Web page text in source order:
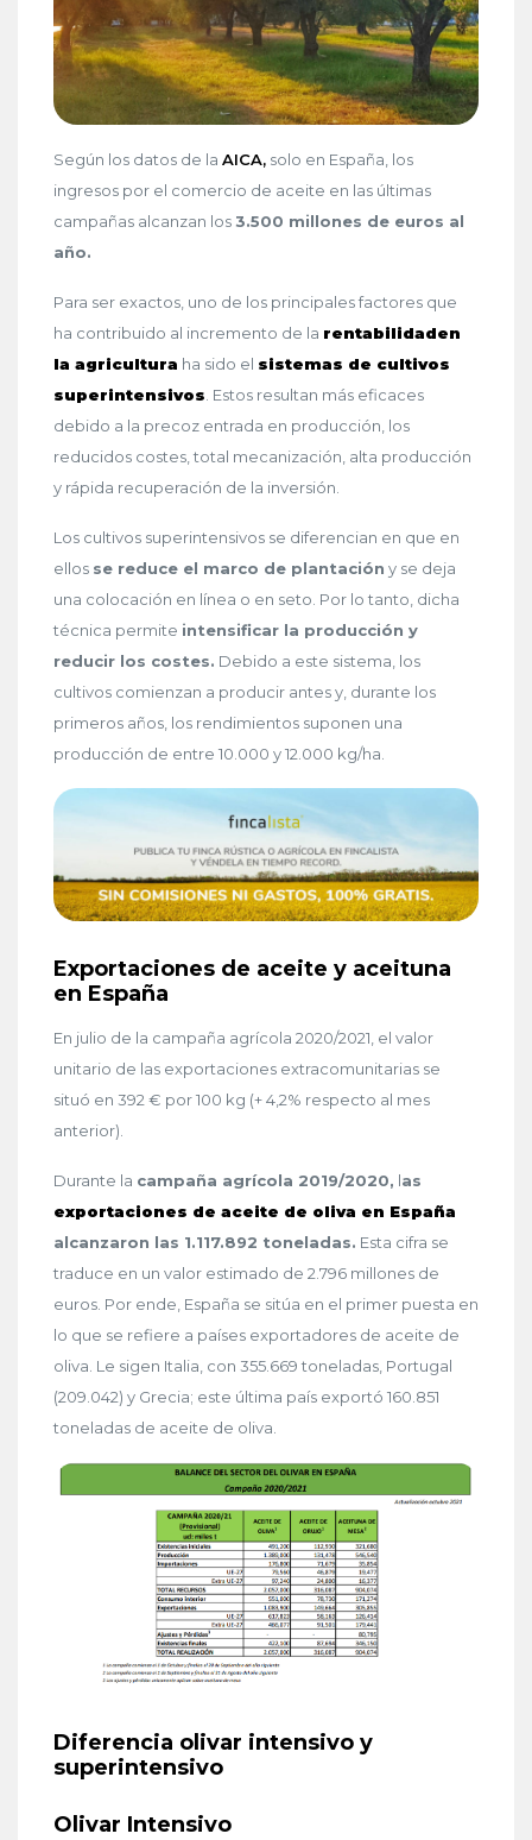
Según los datos de la AICA, solo en España, los
ingresos por el comercio de aceite en las últimas
campañas alcanzan los 3.500 millones de euros al
año.
Para ser exactos, uno de los principales factores que
ha contribuido al incremento de la rentabilidaden
la agricultura ha sido el sistemas de cultivos
superintensivos. Estos resultan más eficaces
debido a la precoz entrada en producción, los
reducidos costes, total mecanización, alta producción
y rápida recuperación de la inversión.
Los cultivos superintensivos se diferencian en que en
ellos se reduce el marco de plantación y se deja
una colocación en línea o en seto. Por lo tanto, dicha
técnica permite intensificar la producción y
reducir los costes. Debido a este sistema, los
cultivos comienzan a producir antes y, durante los
primeros años, los rendimientos suponen una
producción de entre 10.000 y 12.000 kg/ha.
Exportaciones de aceite y aceituna
en España
En julio de la campaña agrícola 2020/2021, el valor
unitario de las exportaciones extracomunitarias se
situó en 392 € por 100 kg (+ 4,2% respecto al mes
anterior).
Durante la campaña agrícola 2019/2020, las
exportaciones de aceite de oliva en España
alcanzaron las 1.117.892 toneladas. Esta cifra se
traduce en un valor estimado de 2.796 millones de
euros. Por ende, España se sitúa en el primer puesta en
lo que se refiere a países exportadores de aceite de
oliva. Le sigen Italia, con 355.669 toneladas, Portugal
(209.042) y Grecia; este última país exportó 160.851
toneladas de aceite de oliva.
Diferencia olivar intensivo y
superintensivo
Olivar Intensivo